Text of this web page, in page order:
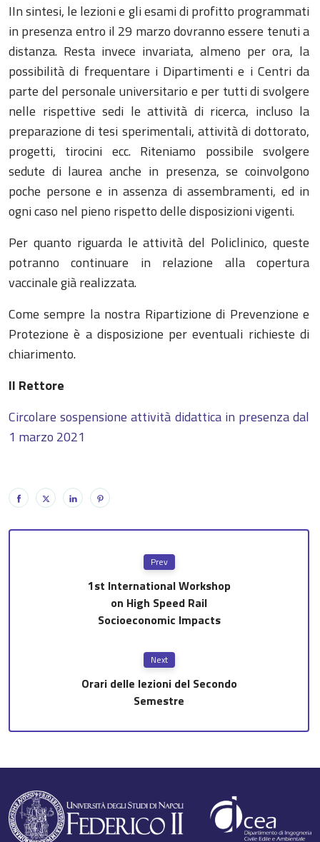
IIn sintesi, le lezioni e gli esami di profitto programmati
in presenza entro il 29 marzo dovranno essere tenuti a
distanza. Resta invece invariata, almeno per ora, la
possibilità di frequentare i Dipartimenti e i Centri da
parte del personale universitario e per tutti di svolgere
nelle rispettive sedi le attività di ricerca, incluso la
preparazione di tesi sperimentali, attività di dottorato,
progetti, tirocini ecc. Riteniamo possibile svolgere
sedute di laurea anche in presenza, se coinvolgono
poche persone e in assenza di assembramenti, ed in
ogni caso nel pieno rispetto delle disposizioni vigenti.
Per quanto riguarda le attività del Policlinico, queste
potranno continuare in relazione alla copertura
vaccinale già realizzata.
Come sempre la nostra Ripartizione di Prevenzione e
Protezione è a disposizione per eventuali richieste di
chiarimento.
Il Rettore
Circolare sospensione attività didattica in presenza dal
1 marzo 2021
Prev
1st International Workshop
on High Speed Rail
Socioeconomic Impacts
Next
Orari delle lezioni del Secondo
Semestre